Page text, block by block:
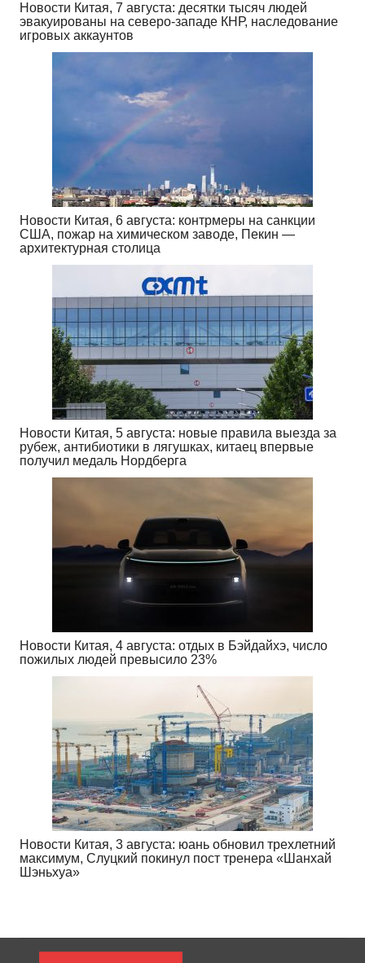
Новости Китая, 7 августа: десятки тысяч людей
эвакуированы на северо-западе КНР, наследование
игровых аккаунтов
Новости Китая, 6 августа: контрмеры на санкции
США, пожар на химическом заводе, Пекин —
архитектурная столица
Новости Китая, 5 августа: новые правила выезда за
рубеж, антибиотики в лягушках, китаец впервые
получил медаль Нордберга
Новости Китая, 4 августа: отдых в Бэйдайхэ, число
пожилых людей превысило 23%
Новости Китая, 3 августа: юань обновил трехлетний
максимум, Слуцкий покинул пост тренера «Шанхай
Шэньхуа»